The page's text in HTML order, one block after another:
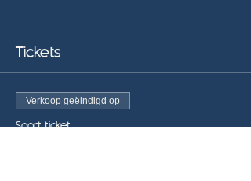
Tickets
Verkoop geëindigd op
Soort ticket